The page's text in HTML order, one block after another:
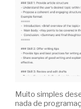
Muito simples
nada de